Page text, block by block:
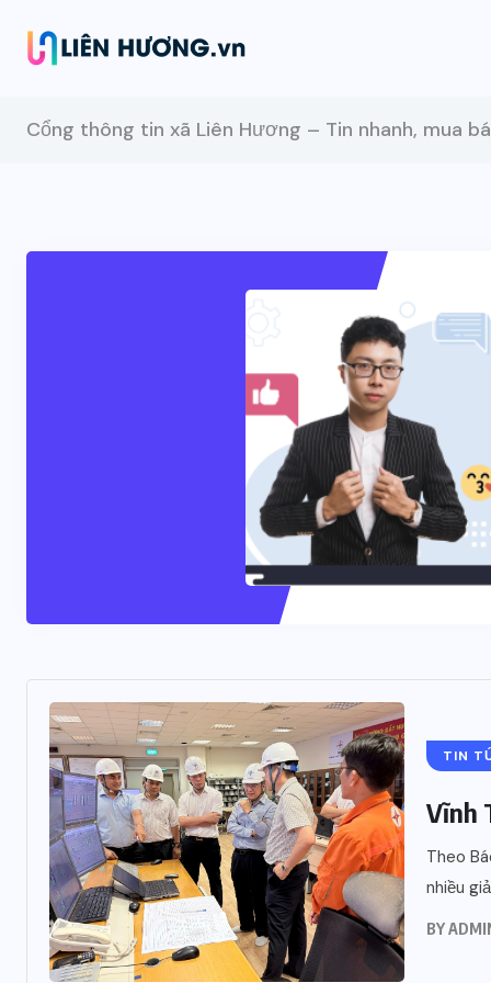
Cổng thông tin xã Liên Hương – Tin nhanh, mua
TIN
Vĩnh
Theo
nhiều
BY